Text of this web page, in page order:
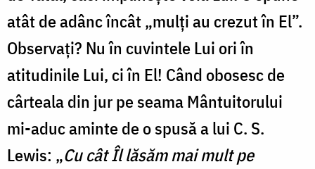
atât de adânc încât „mulți au crezut în El”.
Observați? Nu în cuvintele Lui ori în
atitudinile Lui, ci în El! Când obosesc de
cârteala din jur pe seama Mântuitorului
mi-aduc aminte de o spusă a lui C. S.
Lewis: „Cu cât Îl lăsăm mai mult pe